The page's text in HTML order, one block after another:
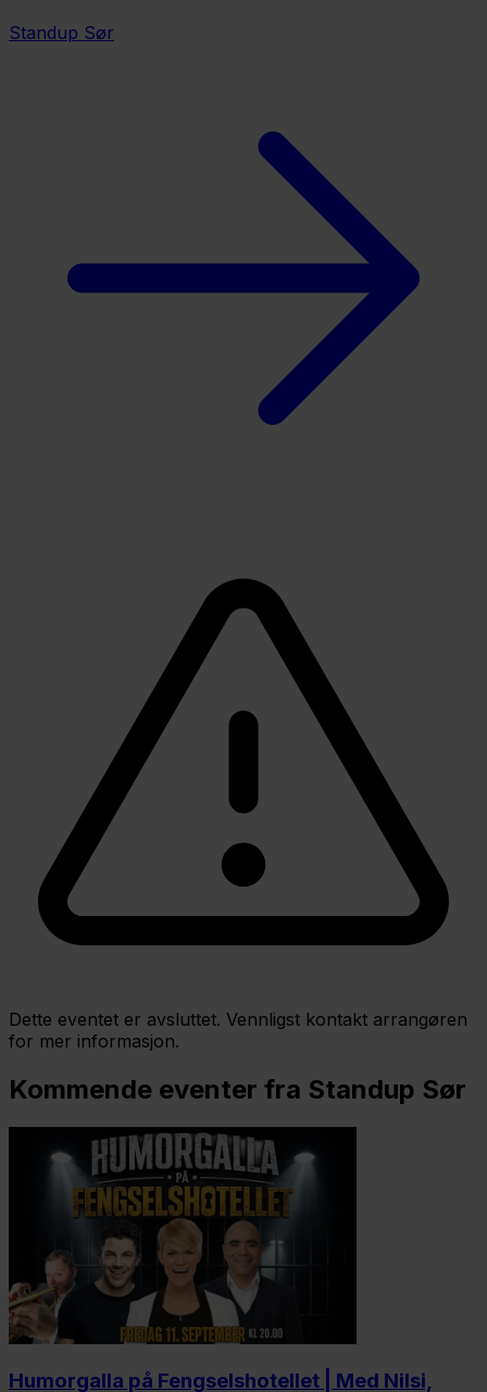
Standup Sør
Dette eventet er avsluttet. Vennligst kontakt arrangøren
for mer informasjon.
Kommende eventer fra Standup Sør
Humorgalla på Fengselshotellet | Med Nilsi,